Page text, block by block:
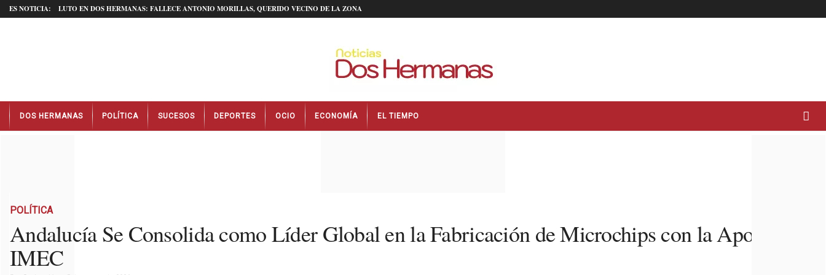
ES NOTICIA: LUTO EN DOS HERMANAS: FALLECE ANTONIO MORILLAS, QUERIDO VECINO DE LA ZONA
t
DOS HERMANAS POLÍTICA SUCESOS DEPORTES OCIO ECONOMÍA EL TIEMPO
POLÍTICA
Andalucía Se Consolida como Líder Global en la Fabricación de Microchips con la Apoyo del
IMEC